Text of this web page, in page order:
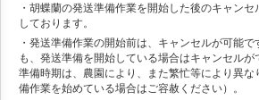
・胡蝶蘭の発送準備作業を開始した後のキャンセ
しております。
・発送準備作業の開始前は、キャンセルが可能
も、発送準備を開始している場合はキャンセル
準備時期は、農園により、また繁忙等により異
備作業を始めている場合はご容赦ください）。